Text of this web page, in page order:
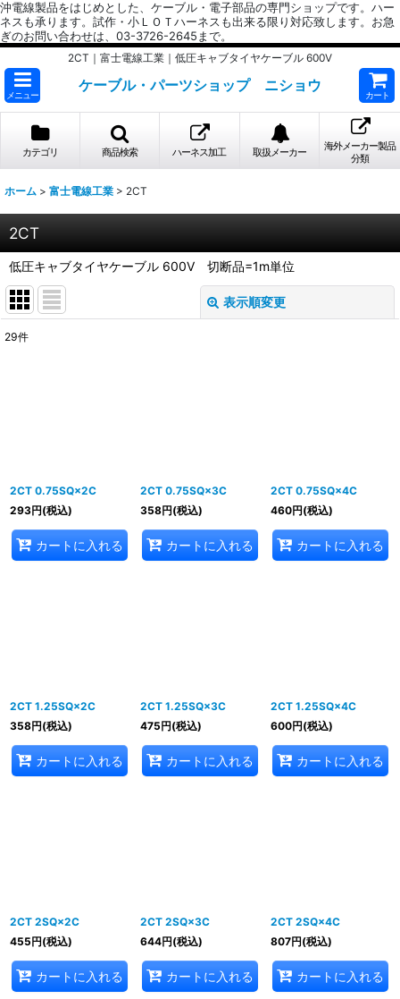
沖電線製品をはじめとした、ケーブル・電子部品の専門ショップです。ハー
ネスも承ります。試作・小ＬＯＴハーネスも出来る限り対応致します。お急
ぎのお問い合わせは、03-3726-2645まで。
2CT｜富士電線工業｜低圧キャブタイヤケーブル 600V
メニュー
ケーブル・パーツショップ ニショウ
カート
カテゴリ 商品検索 ハーネス加工 取扱メーカー
海外メーカー製品
分類
ホーム > 富士電線工業 > 2CT
2CT
低圧キャブタイヤケーブル 600V 切断品=1m単位
表示順変更
29件
2CT 0.75SQ×2C
293円(税込)
カートに入れる
2CT 0.75SQ×3C
358円(税込)
カートに入れる
2CT 0.75SQ×4C
460円(税込)
カートに入れる
2CT 1.25SQ×2C
358円(税込)
カートに入れる
2CT 1.25SQ×3C
475円(税込)
カートに入れる
2CT 1.25SQ×4C
600円(税込)
カートに入れる
2CT 2SQ×2C
455円(税込)
カートに入れる
2CT 2SQ×3C
644円(税込)
カートに入れる
2CT 2SQ×4C
807円(税込)
カートに入れる